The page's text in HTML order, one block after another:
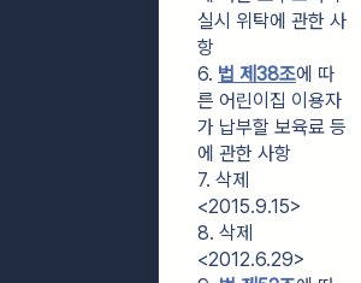
실시 위탁에 관한 사
항
6. 법 제38조에 따
른 어린이집 이용자
가 납부할 보육료 등
에 관한 사항
7. 삭제
<2015.9.15>
8. 삭제
<2012.6.29>